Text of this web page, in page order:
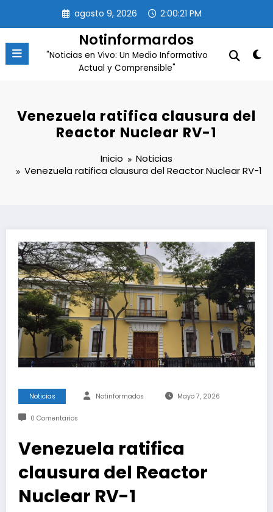
contenido
agosto 9, 2026 2:00:21 PM
Notinformardos
"Noticias en Vivo: Un Medio Informativo
Actual y Comprensible"
Venezuela ratifica clausura del
Reactor Nuclear RV-1
Inicio
Noticias
Venezuela ratifica clausura del Reactor Nuclear RV-1
Noticias Notinformados Mayo 7, 2026
0 Comentarios
Venezuela ratifica
clausura del Reactor
Nuclear RV-1